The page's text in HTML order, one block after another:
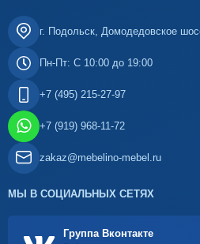
г. Подольск, Домодедовское
Пн-Пт: С 10:00 до 19:00
+7 (495) 215-27-97
+7 (919) 968-11-72
zakaz@mebelino-mebel.ru
МЫ В СОЦИАЛЬНЫХ СЕТЯХ
Группа Вконтакте